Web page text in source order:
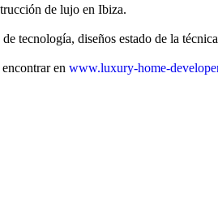
de lujo en Ibiza.
tecnología, diseños estado de la
en www.luxury-home-